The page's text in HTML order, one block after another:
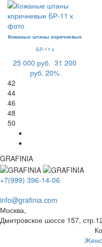
Кожаные штаны коричневые
БР-11 к
25 000 руб. 31 200
руб. 20%
42
44
46
48
50
GRAFINIA
+7(999) 396-14-06
info@grafinia.com
Москва,
Дмитровское шоссе 157,